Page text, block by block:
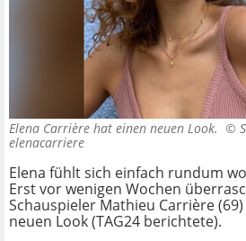
Elena Carrière hat einen neuen Look. ©
elenacarriere
Elena fühlt sich einfach rundum
Erst vor wenigen Wochen
Schauspieler Mathieu Carrière
neuen Look (TAG24 berichtete).